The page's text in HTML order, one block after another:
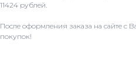
11424 рублей.
После оформления заказа на сайте с
покупок!